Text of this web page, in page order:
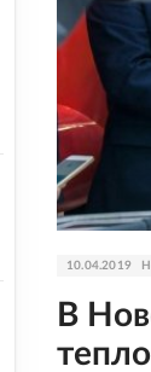
10.04.2019
В